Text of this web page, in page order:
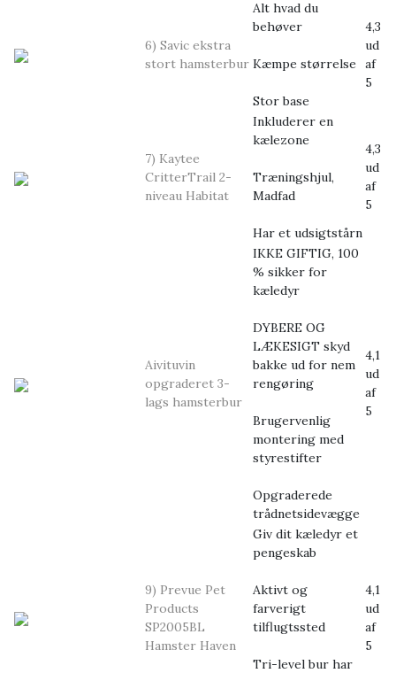
6) Savic ekstra
stort hamsterbur
Alt hvad du
behøver
Kæmpe størrelse
Stor base
4,3
ud
af
5
7) Kaytee
CritterTrail 2-
niveau Habitat
Inkluderer en
kælezone
Træningshjul,
Madfad
Har et udsigtstårn
4,3
ud
af
5
Aivituvin
opgraderet 3-
lags hamsterbur
IKKE GIFTIG, 100
% sikker for
kæledyr
DYBERE OG
LÆKESIGT skyd
bakke ud for nem
rengøring
Brugervenlig
montering med
styrestifter
Opgraderede
trådnetsidevægge
4,1
ud
af
5
9) Prevue Pet
Products
SP2005BL
Hamster Haven
Giv dit kæledyr et
pengeskab
Aktivt og
farverigt
tilflugtssted
Tri-level bur har
4,1
ud
af
5